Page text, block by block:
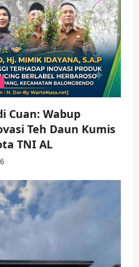
Cuan: Wabup
Teh Daun Kumis
TNI AL